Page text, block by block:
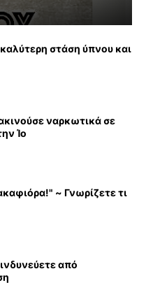
καλύτερη στάση ύπνου και
ναρκωτικά σε
Ίο
~ Γνωρίζετε τι
από